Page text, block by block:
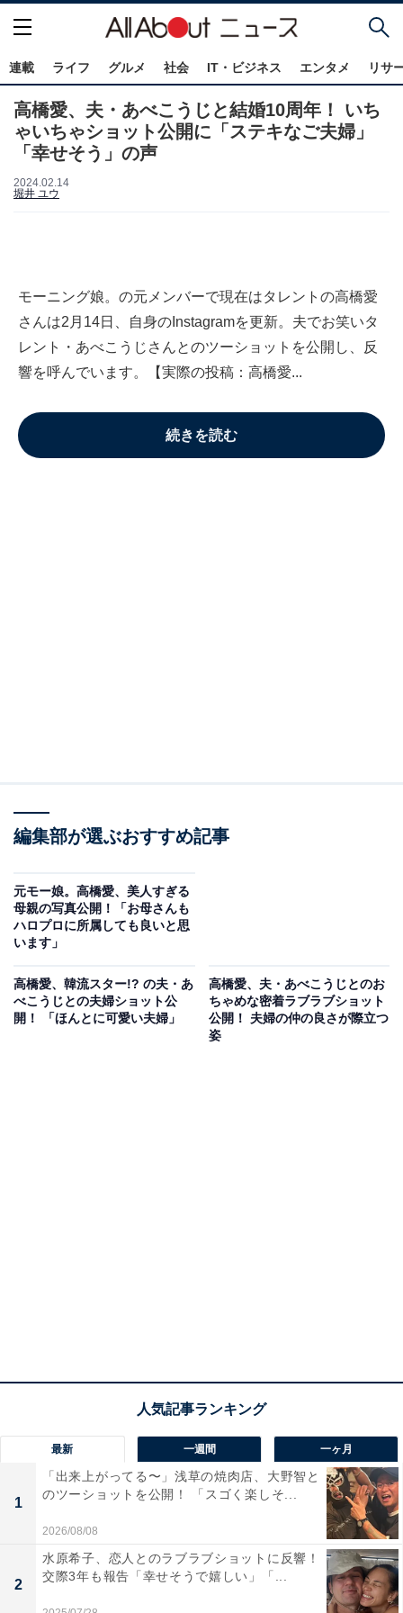
連載 ライフ グルメ 社会 IT・ビジネス エンタメ リサ
高橋愛、夫・あべこうじと結婚10周年！ いち
ゃいちゃショット公開に「ステキなご夫婦」
「幸せそう」の声
2024.02.14
堀井 ユウ
モーニング娘。の元メンバーで現在はタレントの高橋愛
さんは2月14日、自身のInstagramを更新。夫でお笑いタ
レント・あべこうじさんとのツーショットを公開し、反
響を呼んでいます。【実際の投稿：高橋愛...
続きを読む
編集部が選ぶおすすめ記事
元モー娘。高橋愛、美人すぎる
母親の写真公開！「お母さんも
ハロプロに所属しても良いと思
います」
高橋愛、韓流スター!? の夫・あ
べこうじとの夫婦ショット公
開！ 「ほんとに可愛い夫婦」
高橋愛、夫・あべこうじとのお
ちゃめな密着ラブラブショット
公開！ 夫婦の仲の良さが際立つ
姿
最新 一週間 一ヶ月
1
「出来上がってる〜」浅草の焼肉店、大野智と
のツーショットを公開！ 「スゴく楽しそ...
2026/08/08
2
水原希子、恋人とのラブラブショットに反響！
交際3年も報告「幸せそうで嬉しい」「...